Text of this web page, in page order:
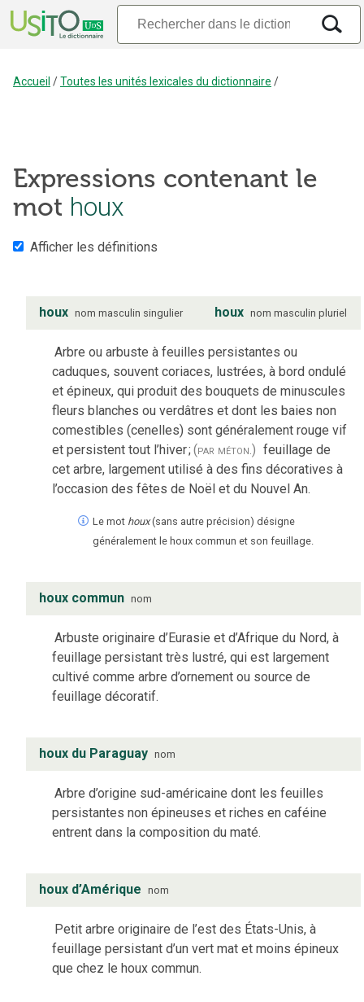
Accueil /Toutes les unités lexicales du dictionnaire /
Expressions contenant le
mot houx
Afficher les définitions
houx nom masculin singulier houx nom masculin pluriel
Arbre ou arbuste à feuilles persistantes ou
caduques, souvent coriaces, lustrées, à bord ondulé
et épineux, qui produit des bouquets de minuscules
fleurs blanches ou verdâtres et dont les baies non
comestibles (cenelles) sont généralement rouge vif
et persistent tout l’hiver;(par méton.) feuillage de
cet arbre, largement utilisé à des fins décoratives à
l’occasion des fêtes de Noël et du Nouvel An.
Le mot houx (sans autre précision) désigne
généralement le houx commun et son feuillage.
houx commun nom
Arbuste originaire d’Eurasie et d’Afrique du Nord, à
feuillage persistant très lustré, qui est largement
cultivé comme arbre d’ornement ou source de
feuillage décoratif.
houx du Paraguay nom
Arbre d’origine sud-américaine dont les feuilles
persistantes non épineuses et riches en caféine
entrent dans la composition du maté.
houx d’Amérique nom
Petit arbre originaire de l’est des États-Unis, à
feuillage persistant d’un vert mat et moins épineux
que chez le houx commun.